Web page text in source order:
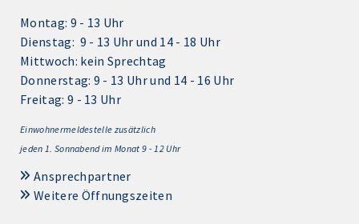
Montag: 9 - 13 Uhr
Dienstag: 9 - 13 Uhr und 14 - 18 Uhr
Mittwoch: kein Sprechtag
Donnerstag: 9 - 13 Uhr und 14 - 16 Uhr
Freitag: 9 - 13 Uhr
Einwohnermeldestelle zusätzlich
jeden 1. Sonnabend im Monat 9 - 12 Uhr
Ansprechpartner
Weitere Öffnungszeiten